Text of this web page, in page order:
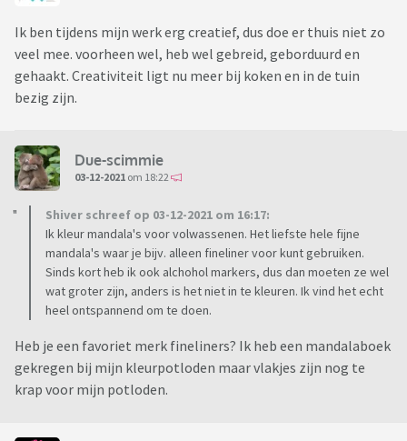
Ik ben tijdens mijn werk erg creatief, dus doe er thuis niet zo
veel mee. voorheen wel, heb wel gebreid, geborduurd en
gehaakt. Creativiteit ligt nu meer bij koken en in de tuin
bezig zijn.
Due-scimmie
03-12-2021 om 18:22
Shiver schreef op 03-12-2021 om 16:17:
Ik kleur mandala's voor volwassenen. Het liefste hele fijne
mandala's waar je bijv. alleen fineliner voor kunt gebruiken.
Sinds kort heb ik ook alchohol markers, dus dan moeten ze wel
wat groter zijn, anders is het niet in te kleuren. Ik vind het echt
heel ontspannend om te doen.
Heb je een favoriet merk fineliners? Ik heb een mandalaboek
gekregen bij mijn kleurpotloden maar vlakjes zijn nog te
krap voor mijn potloden.